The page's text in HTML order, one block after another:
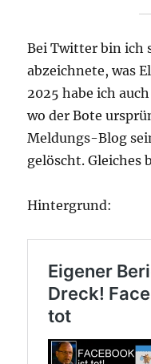
Bei Twitter bin ich
abzeichnete, was
2025 habe ich
wo der Bote
Meldungs-Blog
gelöscht. Gleiches
Hintergrund: